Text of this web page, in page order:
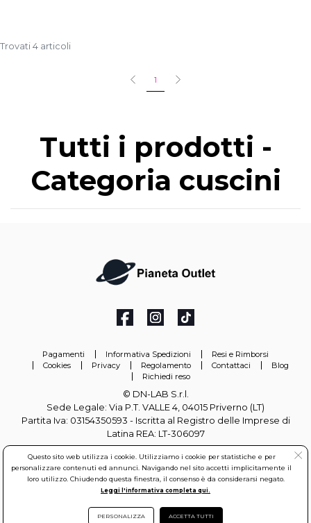
Trovati 4 articoli
1
Tutti i prodotti -
Categoria cuscini
Pagamenti Informativa Spedizioni
Resi e Rimborsi
Cookies
Privacy Regolamento Contattaci
Blog
Richiedi reso
© DN-LAB S.r.l.
Sede Legale: Via P.T. VALLE 4, 04015 Priverno (LT)
Partita Iva: 03154350593 - Iscritta al Registro delle Imprese di
Latina REA: LT-306097
info@pianetaoutlet.it
Questo sito web utilizza i cookie. Utilizziamo i cookie per statistiche e per
personalizzare contenuti ed annunci. Navigando nel sito accetti implicitamente il
loro utilizzo. Chiudendo questa finestra, il consenso è da considerarsi negato.
Leggi l'informativa completa qui.
PERSONALIZZA ACCETTA TUTTI